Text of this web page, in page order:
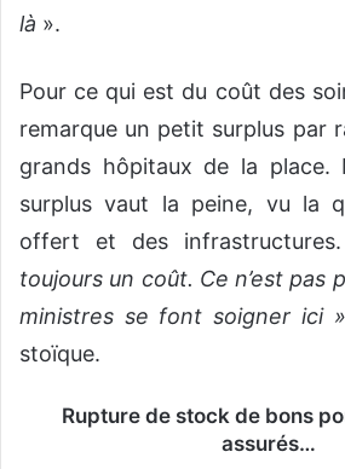
là ».
Pour ce qui est du coût des
remarque un petit surplus par
grands hôpitaux de la place.
surplus vaut la peine, vu la
offert et des infrastructures.
toujours un coût. Ce n’est pas
ministres se font soigner ici »
stoïque.
Rupture de stock de bons
assurés…